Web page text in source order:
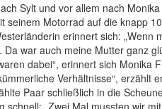
Sylt und vor allem nach
Motorrad auf die knapp
erinnert sich:
war auch meine Mutter ganz
dabei“, erinnert sich
Verhältnisse“, erzählt
Paar schließlich in die